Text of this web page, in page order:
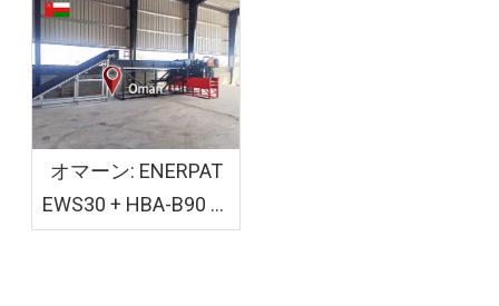
れました
オマーン: ENERPAT
EWS30 + HBA-B90 木
材シェービングおよ